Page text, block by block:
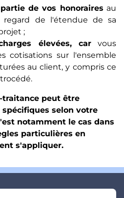
de vos honoraires au
regard de l'étendue de sa
;
élevées, carvous
cotisations sur l'ensemble
au client, y compris ce
traitance peut être
selon votre
notamment le cas dans
particulières en
s'appliquer.